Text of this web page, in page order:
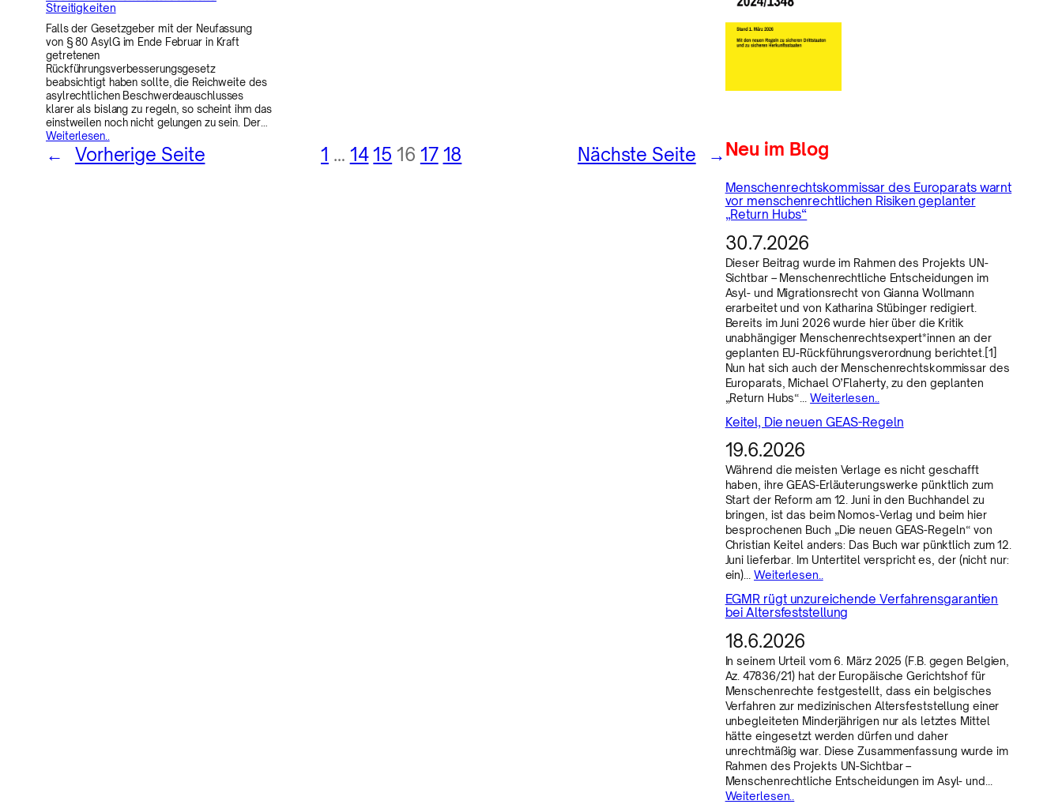
Streitigkeiten
Falls der Gesetzgeber mit der Neufassung
von § 80 AsylG im Ende Februar in Kraft
getretenen
Rückführungsverbesserungsgesetz
beabsichtigt haben sollte, die Reichweite des
asylrechtlichen Beschwerdeauschlusses
klarer als bislang zu regeln, so scheint ihm das
einstweilen noch nicht gelungen zu sein. Der…
Weiterlesen..
← Vorherige Seite 1 … 14 15 16 17 18 Nächste Seite →Neu im Blog
Menschenrechtskommissar des Europarats warnt
vor menschenrechtlichen Risiken geplanter
„Return Hubs“
30.7.2026
Dieser Beitrag wurde im Rahmen des Projekts UN-
Sichtbar – Menschenrechtliche Entscheidungen im
Asyl- und Migrationsrecht von Gianna Wollmann
erarbeitet und von Katharina Stübinger redigiert.
Bereits im Juni 2026 wurde hier über die Kritik
unabhängiger Menschenrechtsexpert*innen an der
geplanten EU-Rückführungsverordnung berichtet.[1]
Nun hat sich auch der Menschenrechtskommissar des
Europarats, Michael O’Flaherty, zu den geplanten
„Return Hubs“…Weiterlesen..
Keitel, Die neuen GEAS-Regeln
19.6.2026
Während die meisten Verlage es nicht geschafft
haben, ihre GEAS-Erläuterungswerke pünktlich zum
Start der Reform am 12. Juni in den Buchhandel zu
bringen, ist das beim Nomos-Verlag und beim hier
besprochenen Buch „Die neuen GEAS-Regeln“ von
Christian Keitel anders: Das Buch war pünktlich zum 12.
Juni lieferbar. Im Untertitel verspricht es, der (nicht nur:
ein)… Weiterlesen..
EGMR rügt unzureichende Verfahrensgarantien
bei Altersfeststellung
18.6.2026
In seinem Urteil vom 6. März 2025 (F.B. gegen Belgien,
Az. 47836/21) hat der Europäische Gerichtshof für
Menschenrechte festgestellt, dass ein belgisches
Verfahren zur medizinischen Altersfeststellung einer
unbegleiteten Minderjährigen nur als letztes Mittel
hätte eingesetzt werden dürfen und daher
unrechtmäßig war. Diese Zusammenfassung wurde im
Rahmen des Projekts UN-Sichtbar –
Menschenrechtliche Entscheidungen im Asyl- und…
Weiterlesen..